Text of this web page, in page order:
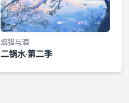
烟猫与酒
二锅水·第二季